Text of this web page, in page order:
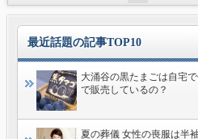
最近話題の記事TOP10
大涌谷の黒たまごは自宅
で販売しているの？
夏の葬儀 女性の喪服は半